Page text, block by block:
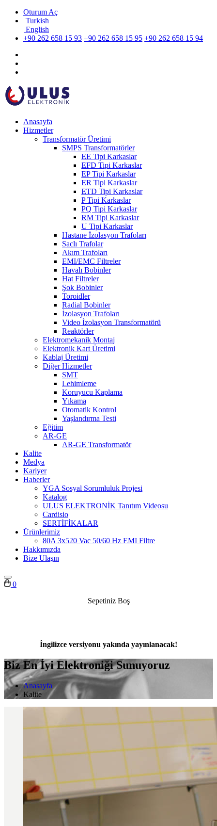
Oturum Aç
Turkish
English
+90 262 658 15 93 +90 262 658 15 95 +90 262 658 15 94
Anasayfa
Hizmetler
Transformatör Üretimi
SMPS Transformatörler
EE Tipi Karkaslar
EFD Tipi Karkaslar
EP Tipi Karkaslar
ER Tipi Karkaslar
ETD Tipi Karkaslar
P Tipi Karkaslar
PQ Tipi Karkaslar
RM Tipi Karkaslar
U Tipi Karkaslar
Hastane İzolasyon Trafoları
Saclı Trafolar
Akım Trafoları
EMI/EMC Filtreler
Havalı Bobinler
Hat Filtreler
Şok Bobinler
Toroidler
Radial Bobinler
İzolasyon Trafoları
Video İzolasyon Transformatörü
Reaktörler
Elektromekanik Montaj
Elektronik Kart Üretimi
Kablaj Üretimi
Diğer Hizmetler
SMT
Lehimleme
Koruyucu Kaplama
Yıkama
Otomatik Kontrol
Yaşlandırma Testi
Eğitim
AR-GE
AR-GE Transformatör
Kalite
Medya
Kariyer
Haberler
YGA Sosyal Sorumluluk Projesi
Katalog
ULUS ELEKTRONİK Tanıtım Videosu
Cardisio
SERTİFİKALAR
Ürünlerimiz
80A 3x520 Vac 50/60 Hz EMI Filtre
Hakkımızda
Bize Ulaşın
0
Sepetiniz Boş
İngilizce versiyonu yakında yayınlanacak!
Biz En İyi Elektroniği Sunuyoruz
Anasayfa
Kalite